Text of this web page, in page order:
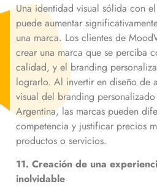
Una identidad visual sólida con
puede aumentar
una marca. Los clientes de
crear una marca que se perciba
calidad, y el branding
lograrlo. Al invertir en diseño de
visual del branding
Argentina, las marcas pueden
competencia y justificar precios
productos o servicios.
11. Creación de una
inolvidable